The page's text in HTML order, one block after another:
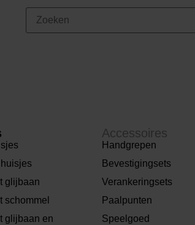
glijbaan
schommel
glijbaan en
Accessoires
Handgrepen
Bevestigingsets
Verankeringsets
Paalpunten
Speelgoed